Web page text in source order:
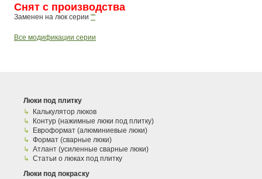
Снят с производства
Заменен на люк серии ""
Все модификации серии
Люки под плитку
Калькулятор люков
Контур (нажимные люки под плитку)
Евроформат (алюминиевые люки)
Формат (сварные люки)
Атлант (усиленные сварные люки)
Статьи о люках под плитку
Люки под покраску